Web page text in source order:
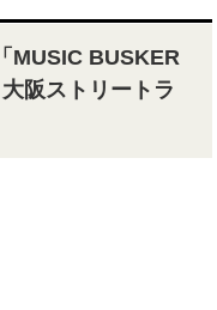
MUSIC BUSKER
阪ストリートラ